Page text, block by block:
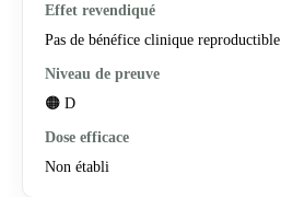
Pas de bénéfice clinique reproductible
🟠 D
Non établi